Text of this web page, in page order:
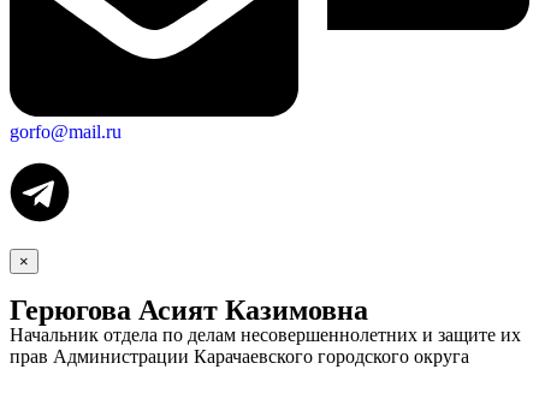
gorfo@mail.ru
×
Герюгова Асият Казимовна
Начальник отдела по делам несовершеннолетних и защите их
прав Администрации Карачаевского городского округа